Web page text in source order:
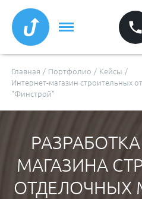
Главная / Портфолио / Кейсы /
Интернет-магазин строительных
"Финстрой"
МАГАЗИНА
ОТДЕЛОЧНЫХ